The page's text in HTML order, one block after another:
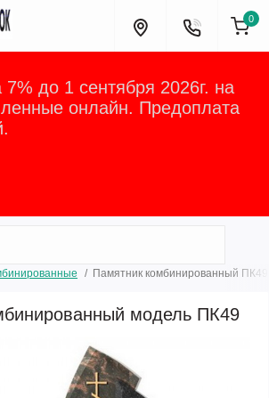
до 1 сентября 2026г. на
онлайн. Предоплата
0
Памятник комбинированный ПК49
модель ПК49